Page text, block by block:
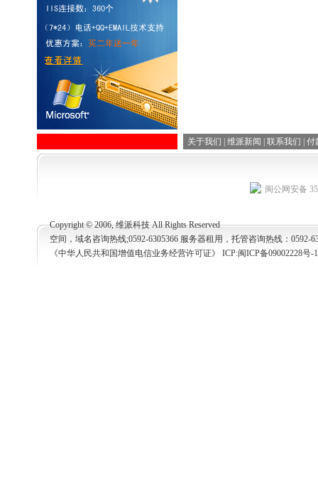
关于我们 维派新闻 联系我们 付
闽公网安备
Copyright © 2006, 维派科技 All Rights Reserved
空间，域名咨询热线;0592-6305366 服务器租用，托管咨询热线：0592-
《中华人民共和国增值电信业务经营许可证》 ICP:闽ICP备09002228号-1